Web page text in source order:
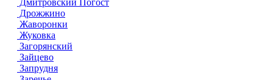
Дмитровский Погост
Дрожжино
Жаворонки
Жуковка
Загорянский
Зайцево
Запрудня